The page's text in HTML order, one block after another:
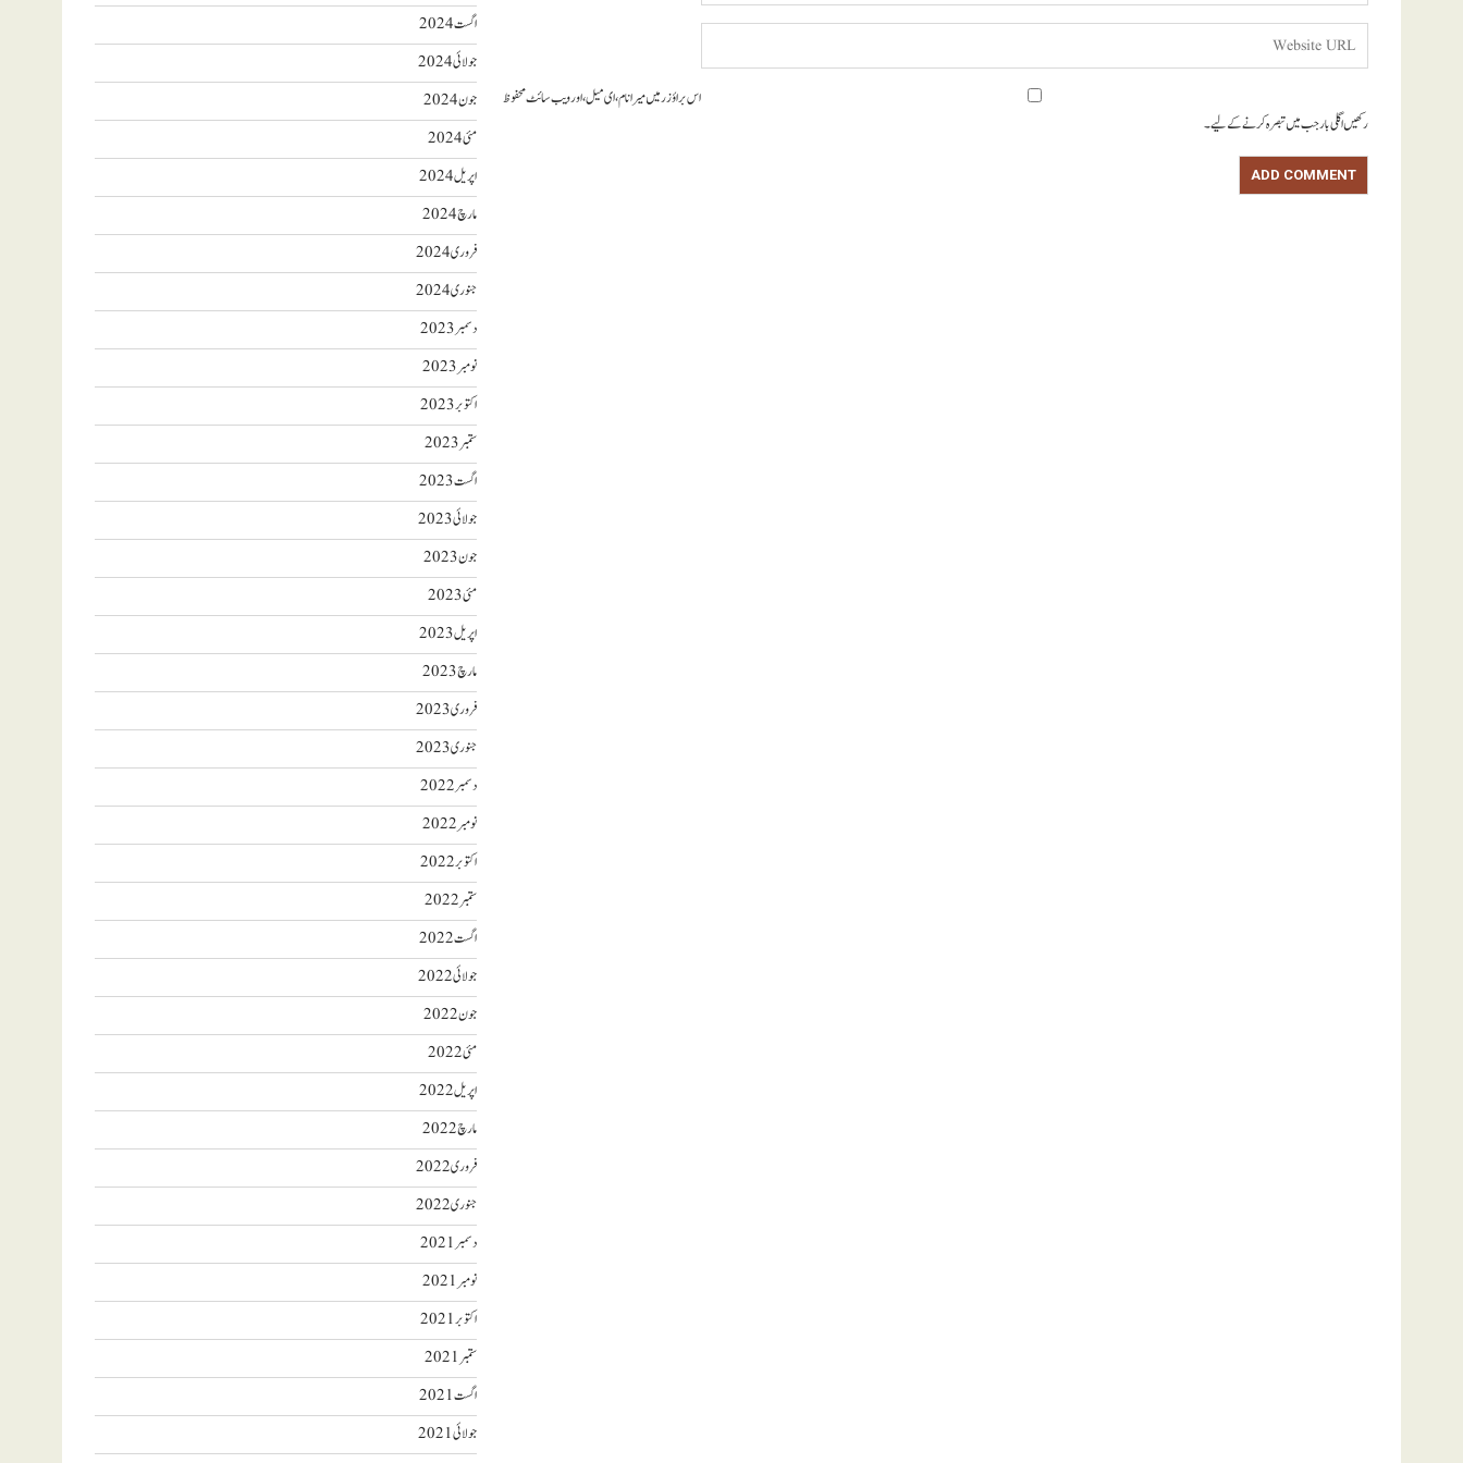
اس براؤزر میں میرا نام، ای میل، اور ویب سائٹ محفوظ
رکھیں اگلی بار جب میں تبصرہ کرنے کےلیے۔
اگست 2024
جولائی 2024
جون 2024
مئی 2024
اپریل 2024
مارچ 2024
فروری 2024
جنوری 2024
دسمبر 2023
نومبر 2023
اکتوبر 2023
ستمبر 2023
اگست 2023
جولائی 2023
جون 2023
مئی 2023
اپریل 2023
مارچ 2023
فروری 2023
جنوری 2023
دسمبر 2022
نومبر 2022
اکتوبر 2022
ستمبر 2022
اگست 2022
جولائی 2022
جون 2022
مئی 2022
اپریل 2022
مارچ 2022
فروری 2022
جنوری 2022
دسمبر 2021
نومبر 2021
اکتوبر 2021
ستمبر 2021
اگست 2021
جولائی 2021